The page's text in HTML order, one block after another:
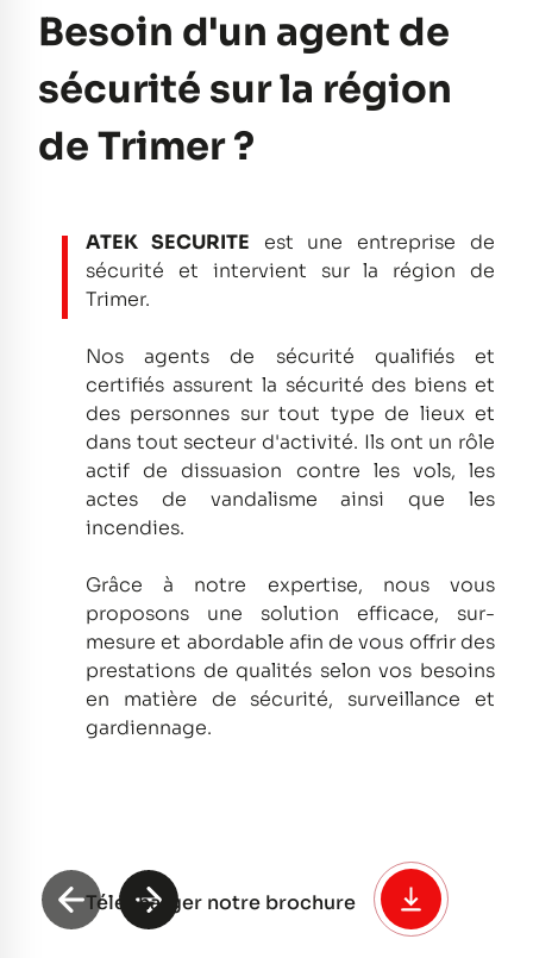
Besoin d'un agent de
sécurité sur la région
de Trimer ?
ATEK SECURITE est une entreprise de
sécurité et intervient sur la région de
Trimer.
Nos agents de sécurité qualifiés et
certifiés assurent la sécurité des biens et
des personnes sur tout type de lieux et
dans tout secteur d'activité. Ils ont un rôle
actif de dissuasion contre les vols, les
actes de vandalisme ainsi que les
incendies.
Grâce à notre expertise, nous vous
proposons une solution efficace, sur-
mesure et abordable afin de vous offrir des
prestations de qualités selon vos besoins
en matière de sécurité, surveillance et
gardiennage.
Télécharger notre brochure